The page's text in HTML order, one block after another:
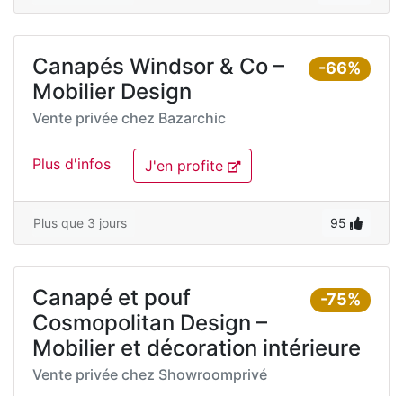
-66%
Canapés Windsor & Co –
Mobilier Design
Vente privée chez Bazarchic
Plus d'infos J'en profite
Plus que 3 jours 95
-75%
Canapé et pouf
Cosmopolitan Design –
Mobilier et décoration intérieure
Vente privée chez Showroomprivé